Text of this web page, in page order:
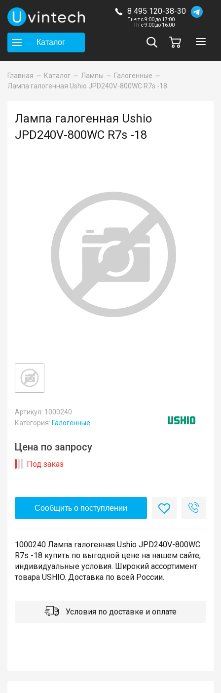
8 495 120-38-30
Пн-чт с 9:00 до 17:00
Пт с 9:00 до 16:00
Каталог
Главная Каталог Лампы
Галогенные
Лампа галогенная Ushio JPD240V-800WC R7s -18
Лампа галогенная Ushio
JPD240V-800WC R7s -18
Артикул: 1000240
Категория: Галогенные
Цена по запросу
Под заказ
Сообщить о поступлении
1000240 Лампа галогенная Ushio JPD240V-800WC
R7s -18 купить по выгодной цене на нашем сайте,
индивидуальные условия. Широкий ассортимент
товара USHIO. Доставка по всей России.
Условия по доставке и оплате